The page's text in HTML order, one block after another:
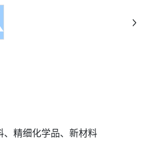
、精细化学品、新材料